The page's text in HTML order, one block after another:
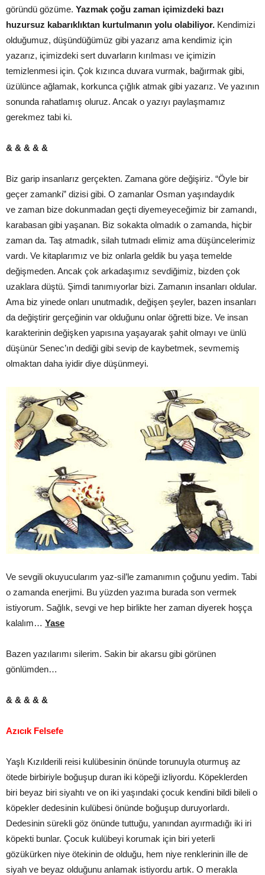
göründü gözüme. Yazmak çoğu zaman içimizdeki bazı
huzursuz kabarıklıktan kurtulmanın yolu olabiliyor. Kendimizi
olduğumuz, düşündüğümüz gibi yazarız ama kendimiz için
yazarız, içimizdeki sert duvarların kırılması ve içimizin
temizlenmesi için. Çok kızınca duvara vurmak, bağırmak gibi,
üzülünce ağlamak, korkunca çığlık atmak gibi yazarız. Ve yazının
sonunda rahatlamış oluruz. Ancak o yazıyı paylaşmamız
gerekmez tabi ki.
& & & & &
Biz garip insanlarız gerçekten. Zamana göre değişiriz. “Öyle bir
geçer zamanki” dizisi gibi. O zamanlar Osman yaşındaydık
ve zaman bize dokunmadan geçti diyemeyeceğimiz bir zamandı,
karabasan gibi yaşanan. Biz sokakta olmadık o zamanda, hiçbir
zaman da. Taş atmadık, silah tutmadı elimiz ama düşüncelerimiz
vardı. Ve kitaplarımız ve biz onlarla geldik bu yaşa temelde
değişmeden. Ancak çok arkadaşımız sevdiğimiz, bizden çok
uzaklara düştü. Şimdi tanımıyorlar bizi. Zamanın insanları oldular.
Ama biz yinede onları unutmadık, değişen şeyler, bazen insanları
da değiştirir gerçeğinin var olduğunu onlar öğretti bize. Ve insan
karakterinin değişken yapısına yaşayarak şahit olmayı ve ünlü
düşünür Senec’ın dediği gibi sevip de kaybetmek, sevmemiş
olmaktan daha iyidir diye düşünmeyi.
Ve sevgili okuyucularım yaz-sil’le zamanımın çoğunu yedim. Tabi
o zamanda enerjimi. Bu yüzden yazıma burada son vermek
istiyorum. Sağlık, sevgi ve hep birlikte her zaman diyerek hoşça
kalalım… Yase
Bazen yazılarımı silerim. Sakin bir akarsu gibi görünen
gönlümden…
& & & & &
Azıcık Felsefe
Yaşlı Kızılderili reisi kulübesinin önünde torunuyla oturmuş az
ötede birbiriyle boğuşup duran iki köpeği izliyordu. Köpeklerden
biri beyaz biri siyahtı ve on iki yaşındaki çocuk kendini bildi bileli o
köpekler dedesinin kulübesi önünde boğuşup duruyorlardı.
Dedesinin sürekli göz önünde tuttuğu, yanından ayırmadığı iki iri
köpekti bunlar. Çocuk kulübeyi korumak için biri yeterli
gözükürken niye ötekinin de olduğu, hem niye renklerinin ille de
siyah ve beyaz olduğunu anlamak istiyordu artık. O merakla